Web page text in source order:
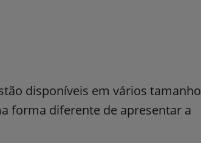
disponíveis em vários
forma diferente de apresentar a